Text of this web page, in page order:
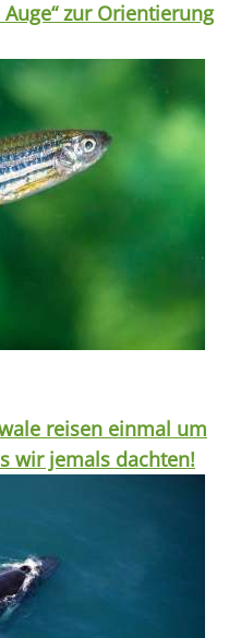
zur Orientierung
reisen einmal um
wir jemals dachten!